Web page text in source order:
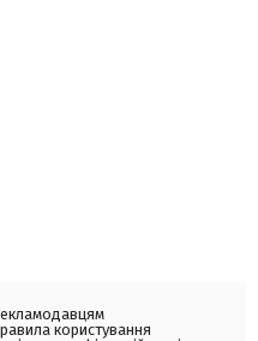
користування